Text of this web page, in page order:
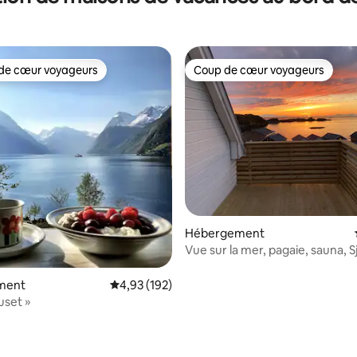
la base de 22 commentaires : 4,91 sur 5
cœur voyageurs les plus appréciés
cœur voyageurs
Évaluation moyenne sur la base de 192
4,93 (192)
»
Coup de cœur voyageurs
Coup de cœur voyageurs
Hébergement
Vue sur la mer, pagaie, sauna,